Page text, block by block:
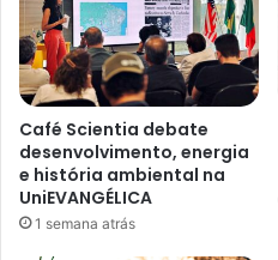
Café Scientia debate
desenvolvimento, energia
e história ambiental na
UniEVANGÉLICA
1 semana atrás